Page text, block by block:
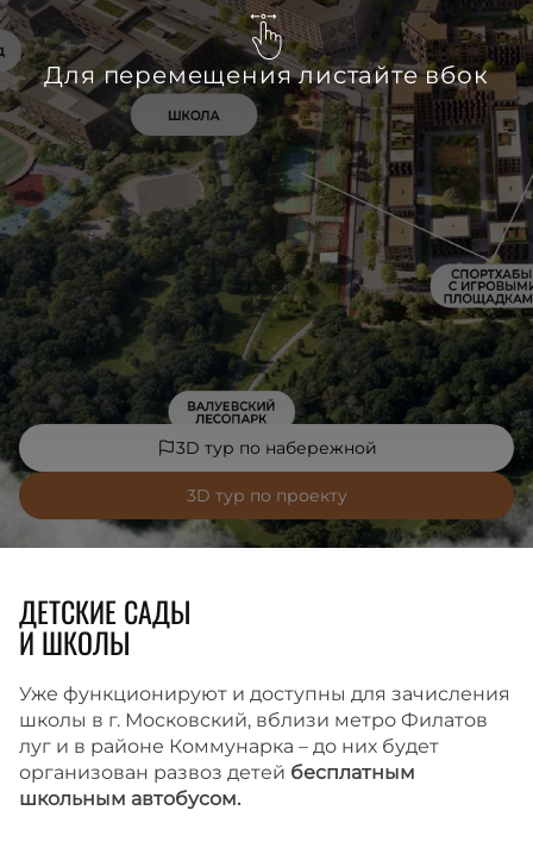
3D тур по проекту
3D тур по набережной
Для перемещения листайте вбок
ДЕТСКИЕ САДЫ
И ШКОЛЫ
Уже функционируют и доступны для зачисления
школы в г. Московский, вблизи метро Филатов
луг и в районе Коммунарка – до них будет
организован развоз детей бесплатным
школьным автобусом.